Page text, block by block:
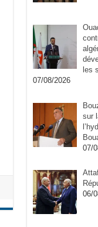
les
07/08/2026
sur
07/
06/